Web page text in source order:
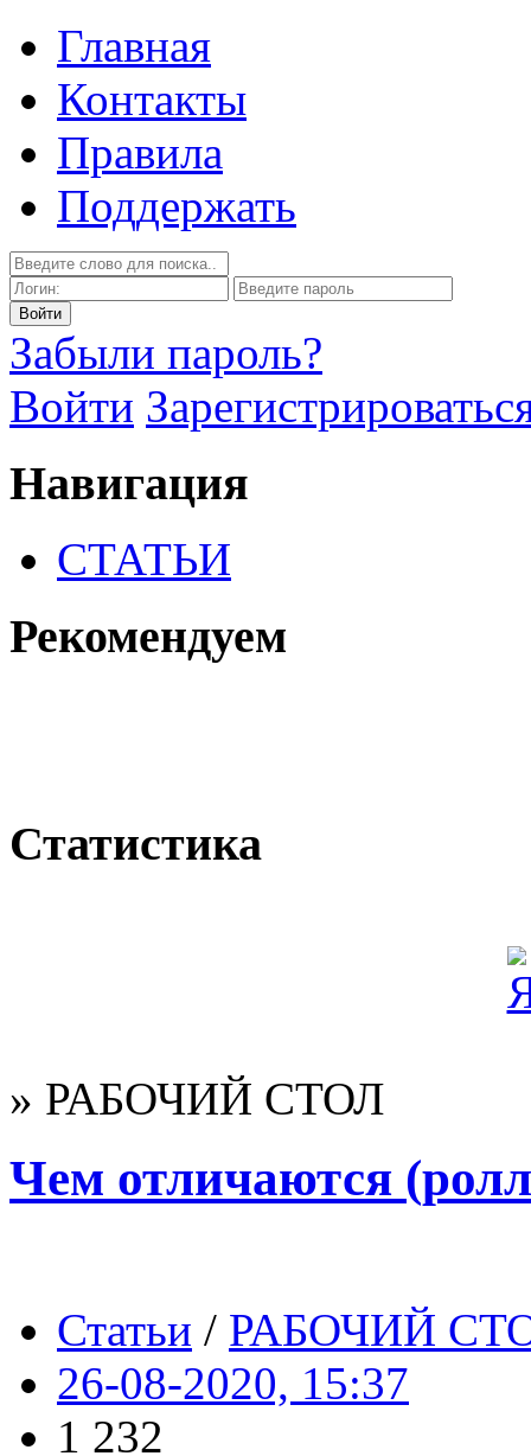
Главная
Контакты
Правила
Поддержать
Забыли пароль?
Войти
Навигация
СТАТЬИ
Рекомендуем
Статистика
» РАБОЧИЙ СТОЛ
Чем отличаются
Статьи / РАБОЧИЙ
26-08-2020, 15:37
1 232